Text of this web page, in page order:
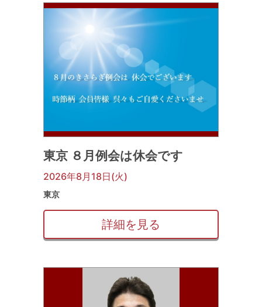
東京 ８月例会は休会です
2026年8月18日(火)
東京
詳細を見る